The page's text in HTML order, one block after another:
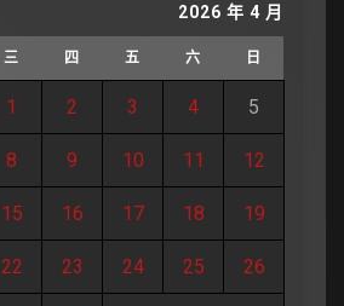
2026 年 4 月
三 四 五 六 日
1 2 3 4 5
8 9 10 11 12
15 16 17 18 19
22 23 24 25 26